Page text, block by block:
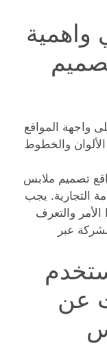
واهمية
واجهة المواقع
والخطوط
تصميم ملابس
التجارية. يجب
الأمر والتعرف
عبر
عن